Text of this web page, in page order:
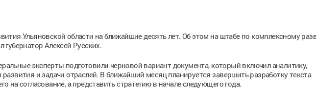
Ульяновской области на ближайшие десять лет. Об этом на штабе по комплексному
губернатор Алексей Русских.
эксперты подготовили черновой вариант документа, который включил аналитику,
развития и задачи отраслей. В ближайший месяц планируется завершить разработку текста
на согласование, а представить стратегию в начале следующего года.